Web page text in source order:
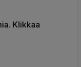
Klikkaa